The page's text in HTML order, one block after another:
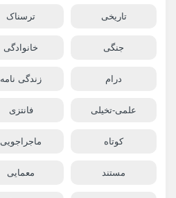
تاریخی ترسناک
جنگی خانوادگی
درام زندگی نامه
علمی-تخیلی فانتزی
کوتاه ماجراجویی
مستند معمایی